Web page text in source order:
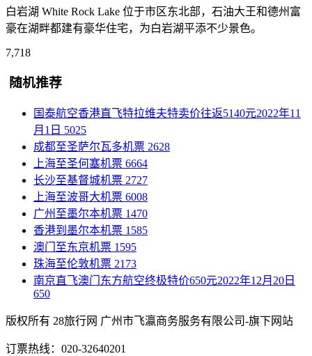
白岩湖 White Rock Lake 位于市区东北部，石油大王和德州富
豪在湖畔都建有豪华住宅，为白岩湖平添不少景色。
7,718
随机推荐
国泰航空香港直飞特拉维夫特卖价往返5140元2022年11
月1日 5025
成都至圣萨尔瓦多机票 2628
上海至圣何塞机票 6664
长沙至基督城机票 2727
上海至波哥大机票 6008
广州至墨尔本机票 1470
香港到墨尔本机票 1585
澳门至东京机票 1595
珠海至伦敦机票 2173
南京直飞澳门东方航空终极特价650元2022年12月20日
650
版权所有 28旅行网 广州市飞瀛商务服务有限公司-旗下网站
订票热线：020-32640201